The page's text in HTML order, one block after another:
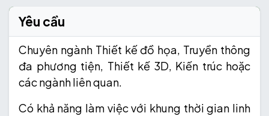
Yêu cầu
Chuyên ngành Thiết kế đồ họa, Truyền thông
đa phương tiện, Thiết kế 3D, Kiến trúc hoặc
các ngành liên quan.
Có khả năng làm việc với khung thời gian linh